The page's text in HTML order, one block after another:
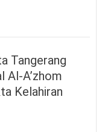
Tangerang
Al-A’zhom
Kelahiran